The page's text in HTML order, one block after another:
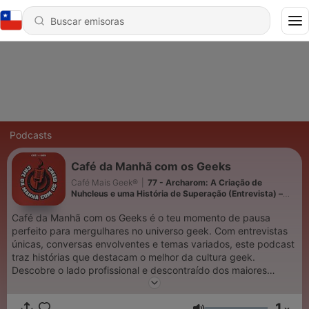
Podcasts
Café da Manhã com os Geeks
Café Mais Geek®
77 - Archarom: A Criação de
Nuhcleus e uma História de Superação (Entrevista) –
Café da Manhã com os Geeks é o teu momento de pausa
perfeito para mergulhares no universo geek. Com entrevistas
únicas, conversas envolventes e temas variados, este podcast
traz histórias que destacam o melhor da cultura geek.
Descobre o lado profissional e descontraído dos maiores
eventos em "Conversas Geeks", explora videojogos